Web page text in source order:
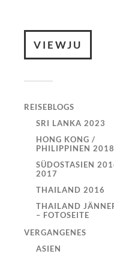
VIEWJU
REISEBLOGS
SRI LANKA 2023
HONG KONG /
PHILIPPINEN
SÜDOSTASIEN
2017
THAILAND 2016
THAILAND
– FOTOSEITE
VERGANGENES
ASIEN